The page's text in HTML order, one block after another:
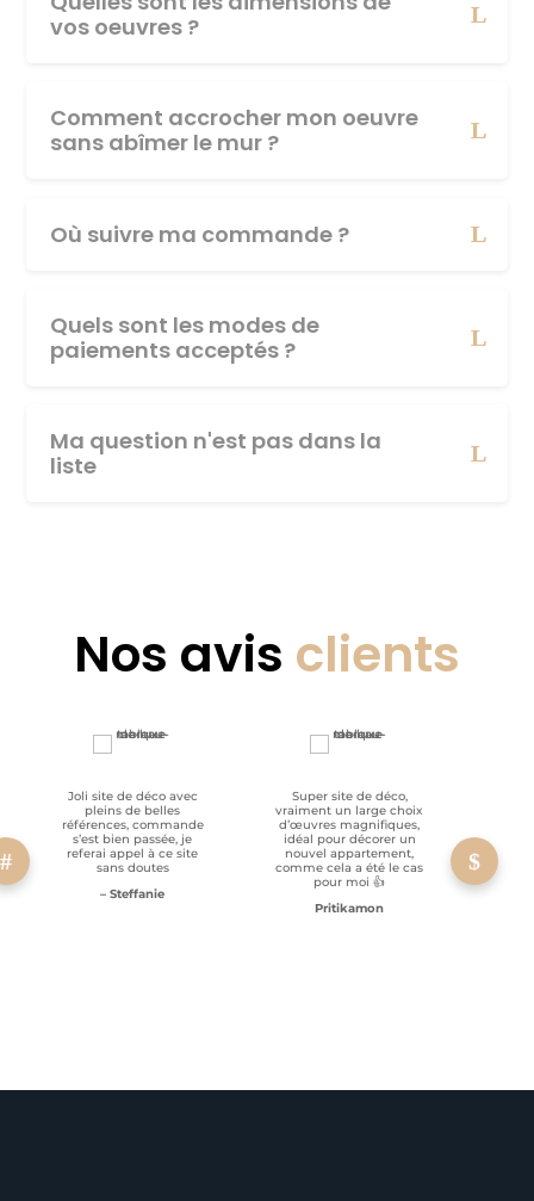
vos oeuvres ?
Comment accrocher mon oeuvre
sans abîmer le mur ?
Où suivre ma commande ?
Quels sont les modes de
paiements acceptés ?
Ma question n'est pas dans la
liste
Nos avis clients
Joli site de déco avec
pleins de belles
références, commande
s’est bien passée, je
referai appel à ce site
sans doutes
– Steffanie
Super site de déco,
vraiment un large choix
d’œuvres magnifiques,
idéal pour décorer un
nouvel appartement,
comme cela a été le cas
pour moi 👍
Pritikamon